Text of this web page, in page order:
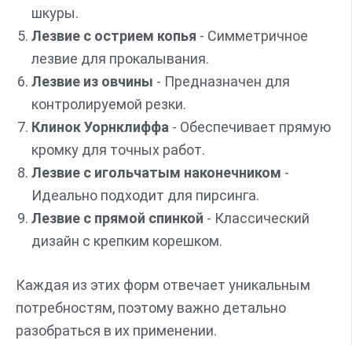
шкуры.
Лезвие с острием копья - Симметричное
лезвие для прокалывания.
Лезвие из овчины - Предназначен для
контролируемой резки.
Клинок Уорнклиффа - Обеспечивает прямую
кромку для точных работ.
Лезвие с игольчатым наконечником -
Идеально подходит для пирсинга.
Лезвие с прямой спинкой - Классический
дизайн с крепким корешком.
Каждая из этих форм отвечает уникальным
потребностям, поэтому важно детально
разобраться в их применении.